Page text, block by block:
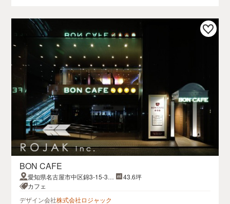
BON CAFE
愛知県名古屋市中区錦3-15-30
APA HOTEL 2F
43.6坪
カフェ
デザイン会社株式会社ロジャック